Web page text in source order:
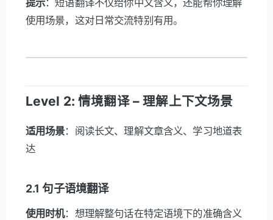
提示：短语翻译不仅给你中文含义，还能帮你理解
使用场景，这对日常交流特别有用。
Level 2: 情境翻译 – 理解上下文场景
适用场景：阅读长文、理解文章含义、学习地道表
达
2.1 句子语境翻译
使用时机：想理解整句话在特定语境下的准确含义